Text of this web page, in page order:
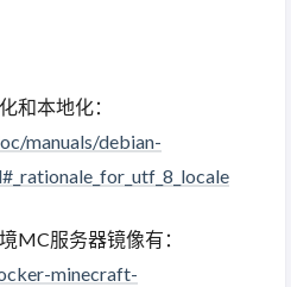
和本地化：
manuals/debian-
MC服务器镜像有：
minecraft-